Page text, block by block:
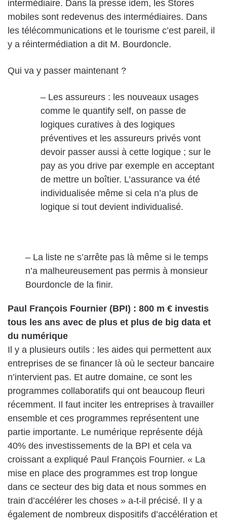
intermédiaire. Dans la presse idem, les Stores
mobiles sont redevenus des intermédiaires. Dans
les télécommunications et le tourisme c’est pareil, il
y a réintermédiation a dit M. Bourdoncle.
Qui va y passer maintenant ?
– Les assureurs : les nouveaux usages
comme le quantify self, on passe de
logiques curatives à des logiques
préventives et les assureurs privés vont
devoir passer aussi à cette logique ; sur le
pay as you drive par exemple en acceptant
de mettre un boîtier. L’assurance va été
individualisée même si cela n’a plus de
logique si tout devient individualisé.
– La liste ne s’arrête pas là même si le temps
n’a malheureusement pas permis à monsieur
Bourdoncle de la finir.
Paul François Fournier (BPI) : 800 m € investis
tous les ans avec de plus et plus de big data et
du numérique
Il y a plusieurs outils : les aides qui permettent aux
entreprises de se financer là où le secteur bancaire
n’intervient pas. Et autre domaine, ce sont les
programmes collaboratifs qui ont beaucoup fleuri
récemment. Il faut inciter les entreprises à travailler
ensemble et ces programmes représentent une
partie importante. Le numérique représente déjà
40% des investissements de la BPI et cela va
croissant a expliqué Paul François Fournier. « La
mise en place des programmes est trop longue
dans ce secteur des big data et nous sommes en
train d’accélérer les choses » a-t-il précisé. Il y a
également de nombreux dispositifs d’accélération et